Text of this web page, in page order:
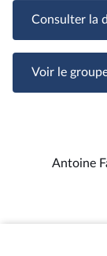
Consulter la
Voir le
Antoine